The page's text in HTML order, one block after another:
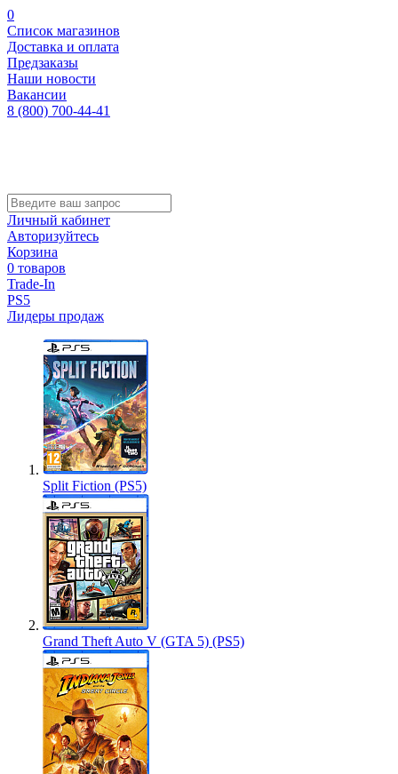
0
Список магазинов
Доставка и оплата
Предзаказы
Наши новости
Вакансии
8 (800) 700-44-41
Личный кабинет
Авторизуйтесь
Корзина
0 товаров
Trade-In
PS5
Лидеры продаж
Split Fiction (PS5)
Grand Theft Auto V (GTA 5) (PS5)